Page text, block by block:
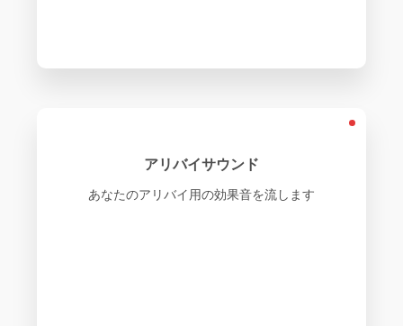
アリバイサウンド
あなたのアリバイ用の効果音を流します